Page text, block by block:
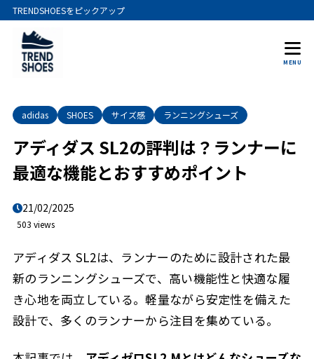
TRENDSHOESをピックアップ
MENU
adidas SHOES サイズ感 ランニングシューズ
アディダス SL2の評判は？ランナーに
最適な機能とおすすめポイント
21/02/2025
503 views
アディダス SL2は、ランナーのために設計された最
新のランニングシューズで、高い機能性と快適な履
き心地を両立している。軽量ながら安定性を備えた
設計で、多くのランナーから注目を集めている。